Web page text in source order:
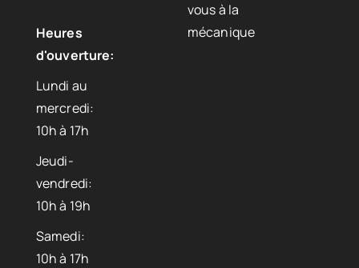
Heures
d'ouverture:
Lundi au
mercredi:
10h à 17h
Jeudi-
vendredi:
10h à 19h
Samedi:
10h à 17h
vous à la
mécanique